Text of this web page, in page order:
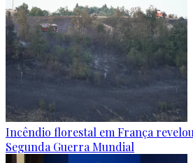
Incêndio florestal em França
Segunda Guerra Mundial